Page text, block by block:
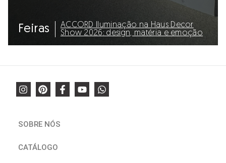
Feiras
ACCORD Iluminação na Haus Decor
Show 2026: design, matéria e emoção
SOBRE NÓS
CATÁLOGO